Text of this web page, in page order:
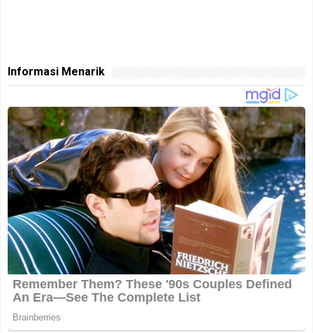
Informasi Menarik